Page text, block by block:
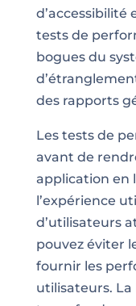
d’accessibilité
tests de
bogues du
des rapports
Les tests de
avant de
application en
l’expérience
d’utilisateurs
pouvez éviter
fournir les
utilisateurs.